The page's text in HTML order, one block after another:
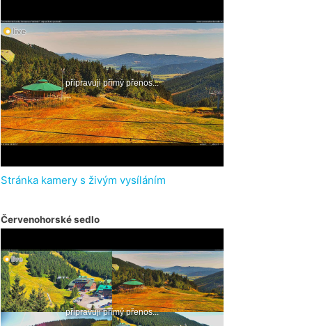
Stránka kamery s živým vysíláním
Červenohorské sedlo